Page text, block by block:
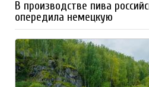
В производстве пива
опередила немецкую